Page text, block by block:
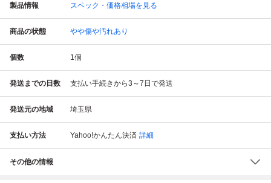
製品情報 スペック・価格相場を見る
商品の状態 やや傷や汚れあり
個数 1個
発送までの日数 支払い手続きから3～7日で発送
発送元の地域 埼玉県
支払い方法 Yahoo!かんたん決済 詳細
その他の情報